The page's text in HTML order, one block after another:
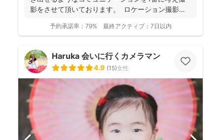
影をさせて頂いております。 ロケーション撮影も
予約承諾率： 79% 最終アクティブ： 7日以内
Haruka 会いに行くカメラマン
4.9 (15)女性